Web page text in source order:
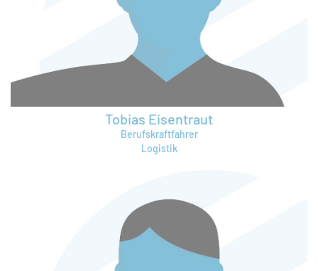
tobias.stichert@bruening-group.de
Tobias Eisentraut
Berufskraftfahrer
Logistik